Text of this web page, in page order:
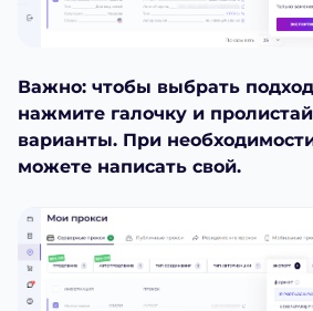
Важно: чтобы выбрать
нажмите галочку и
варианты. При
можете написать свой.